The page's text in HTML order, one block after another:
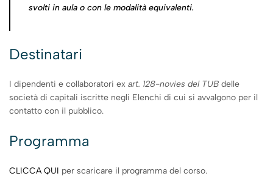
svolti in aula o con le modalità equivalenti.
Destinatari
I dipendenti e collaboratori ex art. 128-novies del TUB delle
società di capitali iscritte negli Elenchi di cui si avvalgono per il
contatto con il pubblico.
Programma
CLICCA QUI per scaricare il programma del corso.